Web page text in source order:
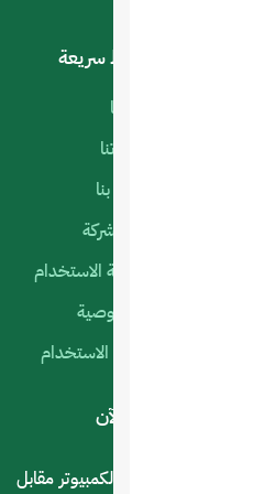
روابط سريعة
أعمالنا
منتجاتنا
اتصل بنا
عن الشركة
سياسة الاستخدام
الخصوصية
شروط الاستخدام
اقتراح؟ .. اتصل بنا الآن
- حي العليا سوق الكمبيوتر مقابل